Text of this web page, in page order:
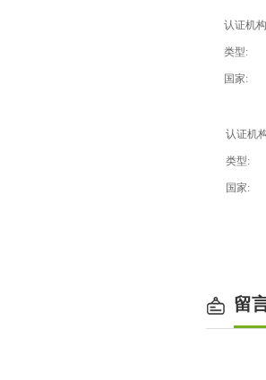
认证机
类型:
国家:
认证机
类型:
国家:
留